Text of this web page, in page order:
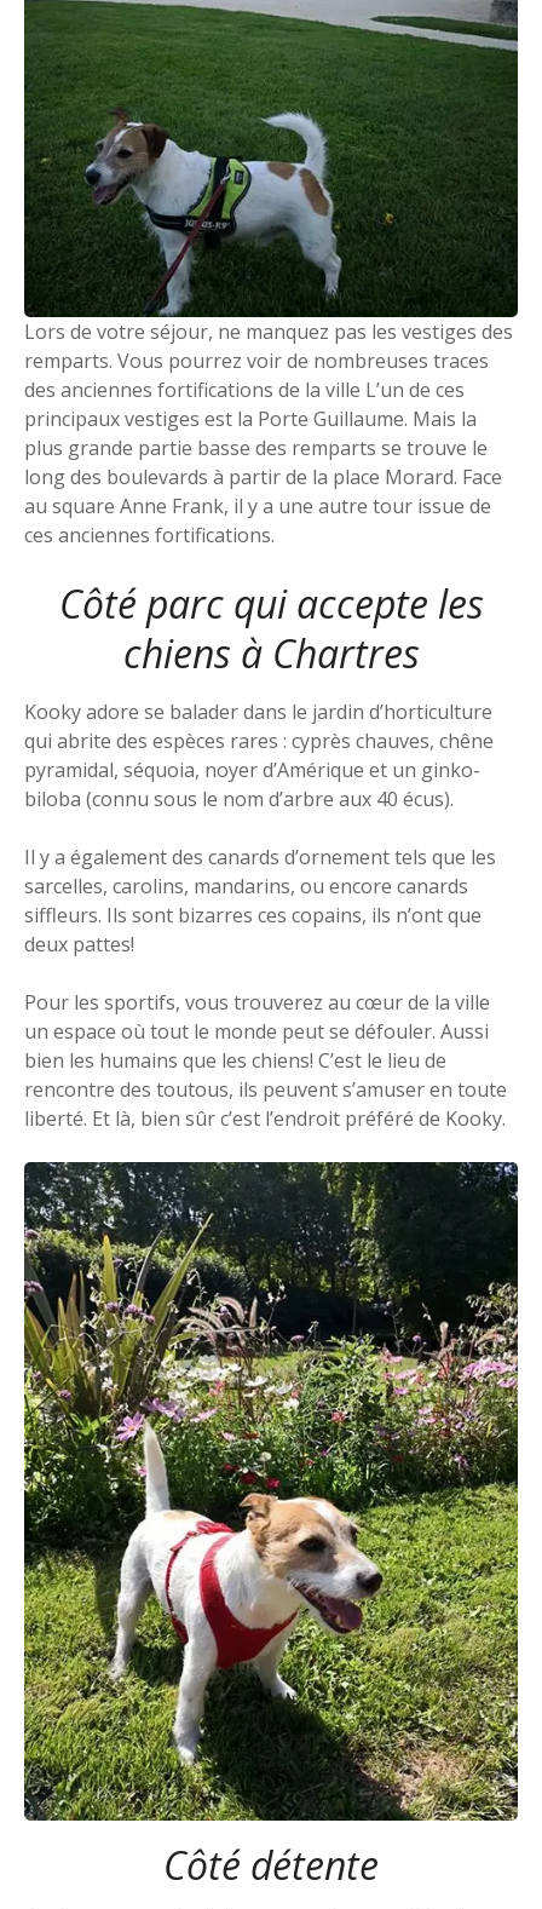
Lors de votre séjour, ne manquez pas les vestiges des
remparts. Vous pourrez voir de nombreuses traces
des anciennes fortifications de la ville L’un de ces
principaux vestiges est la Porte Guillaume. Mais la
plus grande partie basse des remparts se trouve le
long des boulevards à partir de la place Morard. Face
au square Anne Frank, il y a une autre tour issue de
ces anciennes fortifications.
Côté parc qui accepte les
chiens à Chartres
Kooky adore se balader dans le jardin d’horticulture
qui abrite des espèces rares : cyprès chauves, chêne
pyramidal, séquoia, noyer d’Amérique et un ginko-
biloba (connu sous le nom d’arbre aux 40 écus).
Il y a également des canards d’ornement tels que les
sarcelles, carolins, mandarins, ou encore canards
siffleurs. Ils sont bizarres ces copains, ils n’ont que
deux pattes!
Pour les sportifs, vous trouverez au cœur de la ville
un espace où tout le monde peut se défouler. Aussi
bien les humains que les chiens! C’est le lieu de
rencontre des toutous, ils peuvent s’amuser en toute
liberté. Et là, bien sûr c’est l’endroit préféré de Kooky.
Côté détente